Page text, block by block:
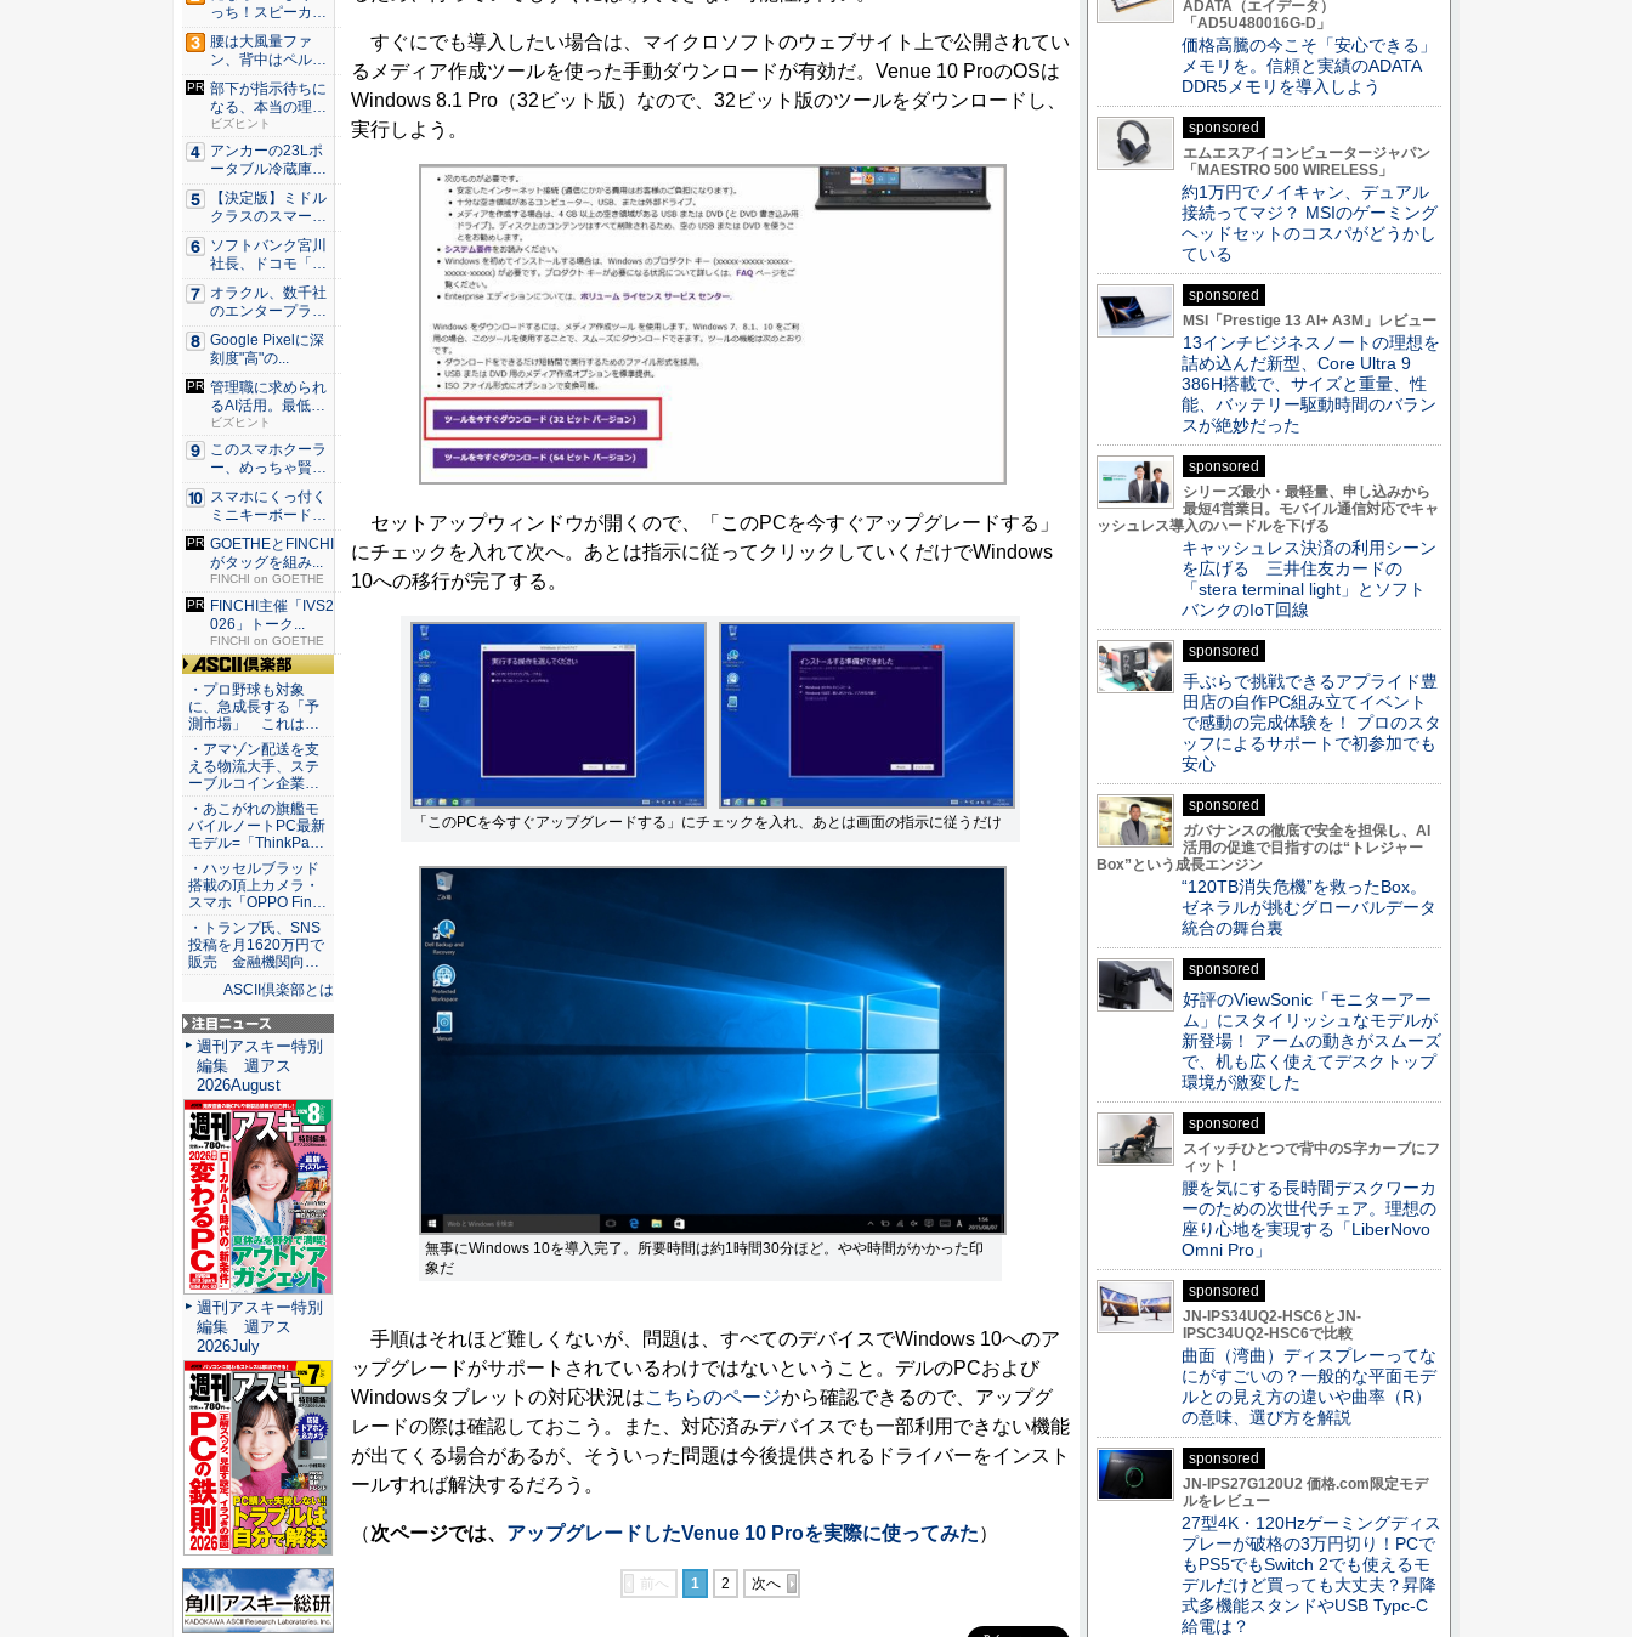
すぐにでも導入したい場合は、マイクロソフトのウェブサイト上で公開されてい
るメディア作成ツールを使った手動ダウンロードが有効だ。Venue 10 ProのOSは
Windows 8.1 Pro（32ビット版）なので、32ビット版のツールをダウンロードし、
実行しよう。
セットアップウィンドウが開くので、「このPCを今すぐアップグレードする」
にチェックを入れて次へ。あとは指示に従ってクリックしていくだけでWindows
10への移行が完了する。
「このPCを今すぐアップグレードする」にチェックを入れ、あとは画面の指示に従うだけ
無事にWindows 10を導入完了。所要時間は約1時間30分ほど。やや時間がかかった印
象だ
手順はそれほど難しくないが、問題は、すべてのデバイスでWindows 10へのア
ップグレードがサポートされているわけではないということ。デルのPCおよび
Windowsタブレットの対応状況はこちらのページから確認できるので、アップグ
レードの際は確認しておこう。また、対応済みデバイスでも一部利用できない機能
が出てくる場合があるが、そういった問題は今後提供されるドライバーをインスト
ールすれば解決するだろう。
（次ページでは、 アップグレードしたVenue 10 Proを実際に使ってみた）
前へ 1 2 次へ
っち！スピーカー
9個...
腰は大風量ファ
ン、背中はペルチ
ェ冷却。ダ...
部下が指示待ちに
なる、本当の理
由。23年...
ビズヒント
アンカーの23Lポ
ータブル冷蔵庫が
Ama...
【決定版】ミドル
クラスのスマート
フォンの...
ソフトバンク宮川
社長、ドコモ「ah
amo...
オラクル、数千社
のエンタープライ
ズ・アプ...
Google Pixelに深
刻度"高"の...
管理職に求められ
るAI活用。最低限
やるべ...
ビズヒント
このスマホクーラ
ー、めっちゃ賢
い。ただ冷...
スマホにくっ付く
ミニキーボード！
触ってわ...
GOETHEとFINCHI
がタッグを組み...
FINCHI on GOETHE
FINCHI主催「IVS2
026」トーク...
FINCHI on GOETHE
ASCII倶楽部
・プロ野球も対象
に、急成長する「予
測市場」 これは…
・アマゾン配送を支
える物流大手、ステ
ーブルコイン企業…
・あこがれの旗艦モ
バイルノートPC最新
モデル=「ThinkPa…
・ハッセルブラッド
搭載の頂上カメラ・
スマホ「OPPO Fin…
・トランプ氏、SNS
投稿を月1620万円で
販売 金融機関向…
ASCII倶楽部とは
注目ニュース
週刊アスキー特別
編集 週アス
2026August
週刊アスキー特別
編集 週アス
2026July
ADATA（エイデータ）
「AD5U480016G-D」
価格高騰の今こそ「安心できる」
メモリを。信頼と実績のADATA
DDR5メモリを導入しよう
sponsored
エムエスアイコンピュータージャパン
「MAESTRO 500 WIRELESS」
約1万円でノイキャン、デュアル
接続ってマジ？ MSIのゲーミング
ヘッドセットのコスパがどうかし
ている
sponsored
MSI「Prestige 13 AI+ A3M」レビュー
13インチビジネスノートの理想を
詰め込んだ新型、Core Ultra 9
386H搭載で、サイズと重量、性
能、バッテリー駆動時間のバラン
スが絶妙だった
sponsored
シリーズ最小・最軽量、申し込みから
最短4営業日。モバイル通信対応でキャ
ッシュレス導入のハードルを下げる
キャッシュレス決済の利用シーン
を広げる 三井住友カードの
「stera terminal light」とソフト
バンクのIoT回線
sponsored
手ぶらで挑戦できるアプライド豊
田店の自作PC組み立てイベント
で感動の完成体験を！ プロのスタ
ッフによるサポートで初参加でも
安心
sponsored
ガバナンスの徹底で安全を担保し、AI
活用の促進で目指すのは“トレジャー
Box”という成長エンジン
“120TB消失危機”を救ったBox。
ゼネラルが挑むグローバルデータ
統合の舞台裏
sponsored
好評のViewSonic「モニターアー
ム」にスタイリッシュなモデルが
新登場！ アームの動きがスムーズ
で、机も広く使えてデスクトップ
環境が激変した
sponsored
スイッチひとつで背中のS字カーブにフ
ィット！
腰を気にする長時間デスクワーカ
ーのための次世代チェア。理想の
座り心地を実現する「LiberNovo
Omni Pro」
sponsored
JN-IPS34UQ2-HSC6とJN-
IPSC34UQ2-HSC6で比較
曲面（湾曲）ディスプレーってな
にがすごいの？一般的な平面モデ
ルとの見え方の違いや曲率（R）
の意味、選び方を解説
sponsored
JN-IPS27G120U2 価格.com限定モデ
ルをレビュー
27型4K・120Hzゲーミングディス
プレーが破格の3万円切り！PCで
もPS5でもSwitch 2でも使えるモ
デルだけど買っても大丈夫？昇降
式多機能スタンドやUSB Typc-C
給電は？